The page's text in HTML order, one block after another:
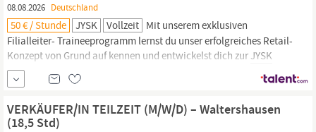
08.08.2026 Deutschland
50 € / Stunde JYSK Vollzeit Mit unserem exklusiven
Filialleiter- Traineeprogramm lernst du unser erfolgreiches Retail-
Konzept von Grund auf kennen und entwickelst dich zur JYSK
Führungskraft mit Verantwortung für einen eigenen Store. Werde
Teil eines internationalen Unternehmens, das Entwicklung und
unternehmerisches Denken aktiv fördert.
VERKÄUFER/IN TEILZEIT (M/W/D) – Waltershausen
(18,5 Std)